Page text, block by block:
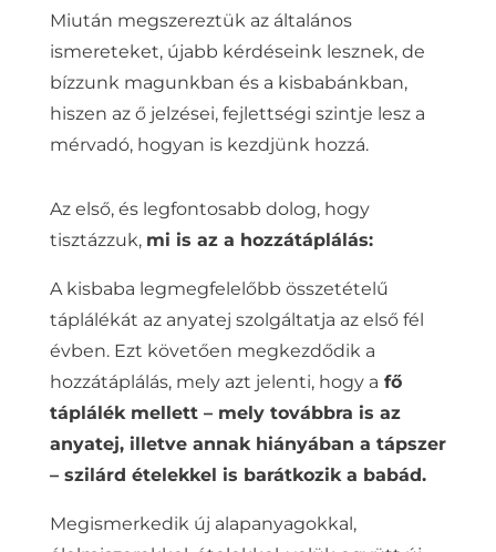
Miután megszereztük az általános
ismereteket, újabb kérdéseink lesznek, de
bízzunk magunkban és a kisbabánkban,
hiszen az ő jelzései, fejlettségi szintje lesz a
mérvadó, hogyan is kezdjünk hozzá.
Az első, és legfontosabb dolog, hogy
tisztázzuk, mi is az a hozzátáplálás:
A kisbaba legmegfelelőbb összetételű
táplálékát az anyatej szolgáltatja az első fél
évben. Ezt követően megkezdődik a
hozzátáplálás, mely azt jelenti, hogy a fő
táplálék mellett – mely továbbra is az
anyatej, illetve annak hiányában a tápszer
– szilárd ételekkel is barátkozik a babád.
Megismerkedik új alapanyagokkal,